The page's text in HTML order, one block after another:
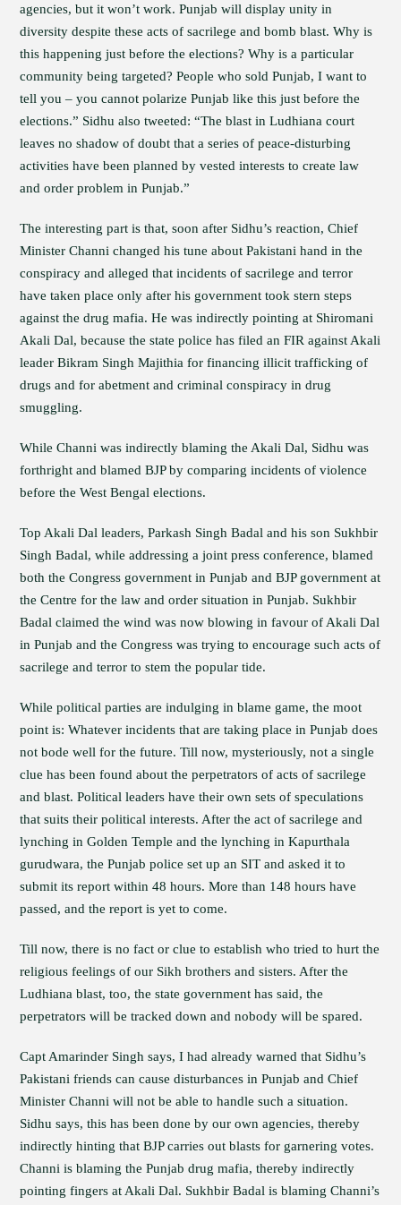
agencies, but it won’t work. Punjab will display unity in
diversity despite these acts of sacrilege and bomb blast. Why is
this happening just before the elections? Why is a particular
community being targeted? People who sold Punjab, I want to
tell you – you cannot polarize Punjab like this just before the
elections.” Sidhu also tweeted: “The blast in Ludhiana court
leaves no shadow of doubt that a series of peace-disturbing
activities have been planned by vested interests to create law
and order problem in Punjab.”
The interesting part is that, soon after Sidhu’s reaction, Chief
Minister Channi changed his tune about Pakistani hand in the
conspiracy and alleged that incidents of sacrilege and terror
have taken place only after his government took stern steps
against the drug mafia. He was indirectly pointing at Shiromani
Akali Dal, because the state police has filed an FIR against Akali
leader Bikram Singh Majithia for financing illicit trafficking of
drugs and for abetment and criminal conspiracy in drug
smuggling.
While Channi was indirectly blaming the Akali Dal, Sidhu was
forthright and blamed BJP by comparing incidents of violence
before the West Bengal elections.
Top Akali Dal leaders, Parkash Singh Badal and his son Sukhbir
Singh Badal, while addressing a joint press conference, blamed
both the Congress government in Punjab and BJP government at
the Centre for the law and order situation in Punjab. Sukhbir
Badal claimed the wind was now blowing in favour of Akali Dal
in Punjab and the Congress was trying to encourage such acts of
sacrilege and terror to stem the popular tide.
While political parties are indulging in blame game, the moot
point is: Whatever incidents that are taking place in Punjab does
not bode well for the future. Till now, mysteriously, not a single
clue has been found about the perpetrators of acts of sacrilege
and blast. Political leaders have their own sets of speculations
that suits their political interests. After the act of sacrilege and
lynching in Golden Temple and the lynching in Kapurthala
gurudwara, the Punjab police set up an SIT and asked it to
submit its report within 48 hours. More than 148 hours have
passed, and the report is yet to come.
Till now, there is no fact or clue to establish who tried to hurt the
religious feelings of our Sikh brothers and sisters. After the
Ludhiana blast, too, the state government has said, the
perpetrators will be tracked down and nobody will be spared.
Capt Amarinder Singh says, I had already warned that Sidhu’s
Pakistani friends can cause disturbances in Punjab and Chief
Minister Channi will not be able to handle such a situation.
Sidhu says, this has been done by our own agencies, thereby
indirectly hinting that BJP carries out blasts for garnering votes.
Channi is blaming the Punjab drug mafia, thereby indirectly
pointing fingers at Akali Dal. Sukhbir Badal is blaming Channi’s